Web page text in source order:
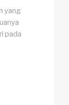
yang
pada